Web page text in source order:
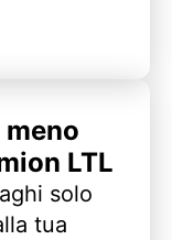
LTL
solo
tua